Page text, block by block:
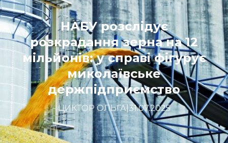
НАБУ розслідує
розкрадання зерна на 12
мільйонів: у справі фігурує
миколаївське
держпідприємство
ЦИКТОР ОЛЬГА|31.07.2025